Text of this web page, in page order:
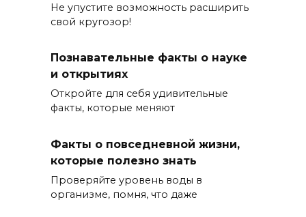
Не упустите возможность расширить
свой кругозор!
Познавательные факты о науке
и открытиях
Откройте для себя удивительные
факты, которые меняют
Факты о повседневной жизни,
которые полезно знать
Проверяйте уровень воды в
организме, помня, что даже